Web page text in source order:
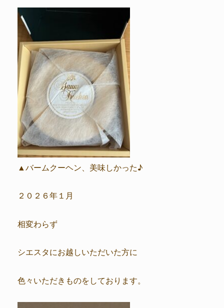
▲バームクーヘン、美味しかった♪
２０２６年１月
相変わらず
シエスタにお越しいただいた方に
色々いただきものをしております。